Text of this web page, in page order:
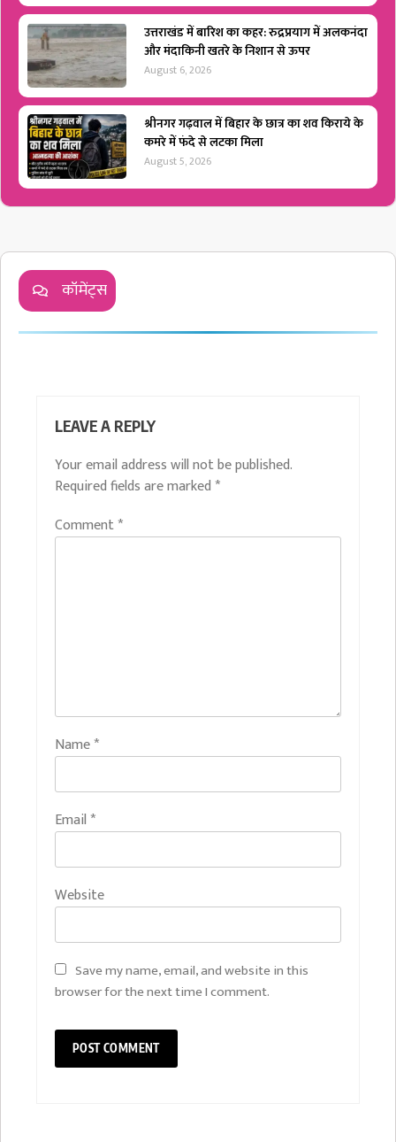
उत्तराखंड में बारिश का कहर: रुद्रप्रयाग में अलकनंदा
और मंदाकिनी खतरे के निशान से ऊपर
August 6, 2026
श्रीनगर गढ़वाल में बिहार के छात्र का शव किराये के
कमरे में फंदे से लटका मिला
August 5, 2026
कॉमेंट्स
LEAVE A REPLY
Your email address will not be published.
Required fields are marked *
Comment*
Name*
Email *
Website
Save my name, email, and website in this
browser for the next time I comment.